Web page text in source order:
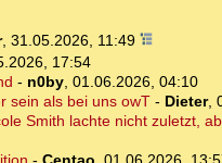
, 31.05.2026, 11:49
17:54
- n0by, 01.06.2026, 04:10
sein als bei uns owT- Dieter,
Smith lachte nicht zuletzt,